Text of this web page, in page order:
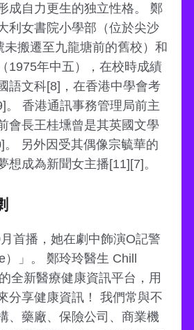
成自力更生的独立性格。 鄭
利女書院小學部（位於尖沙
搬遷至九龍塘前的舊校）和
1975年中五），在校時成績
語文科[8]，在香港中學會考
。 香港通訊事務管理局前主
會長王桂壎曾是其英國文學
。 另外因受其偶像宗毓華的
想成為新聞女主播[11][7]。
首播，她在劇中飾演O記警
」。 鄭玲玲醫生 Chill
全新醫療健康資訊平台，用
分享健康資訊！ 我們常與不
、藥廠、保險公司、商業機